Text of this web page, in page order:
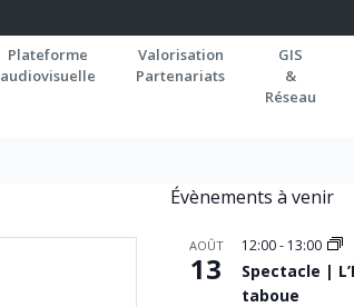
Plateforme
audiovisuelle
Valorisation
Partenariats
GIS
&
Réseau
Évènements à venir
AOÛT
13
12:00- 13:00
Spectacle |
taboue